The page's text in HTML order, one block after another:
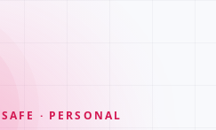
· PERSONAL